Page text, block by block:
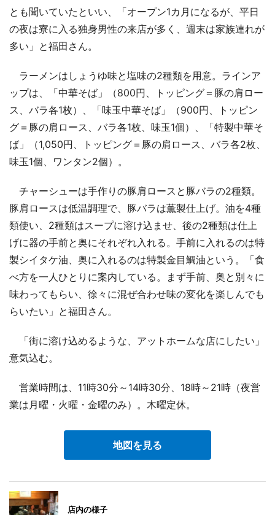
とも聞いていたといい、「オープン1カ月になるが、平日
の夜は寮に入る独身男性の来店が多く、週末は家族連れが
多い」と福田さん。
ラーメンはしょうゆ味と塩味の2種類を用意。ラインア
ップは、「中華そば」（800円、トッピング＝豚の肩ロー
ス、バラ各1枚）、「味玉中華そば」（900円、トッピン
グ＝豚の肩ロース、バラ各1枚、味玉1個）、「特製中華そ
ば」（1,050円、トッピング＝豚の肩ロース、バラ各2枚、
味玉1個、ワンタン2個）。
チャーシューは手作りの豚肩ロースと豚バラの2種類。
豚肩ロースは低温調理で、豚バラは薫製仕上げ。油を4種
類使い、2種類はスープに溶け込ませ、後の2種類は仕上
げに器の手前と奥にそれぞれ入れる。手前に入れるのは特
製シイタケ油、奥に入れるのは特製金目鯛油という。「食
べ方を一人ひとりに案内している。まず手前、奥と別々に
味わってもらい、徐々に混ぜ合わせ味の変化を楽しんでも
らいたい」と福田さん。
「街に溶け込めるような、アットホームな店にしたい」
意気込む。
営業時間は、11時30分～14時30分、18時～21時（夜営
業は月曜・火曜・金曜のみ）。木曜定休。
地図を見る
店内の様子